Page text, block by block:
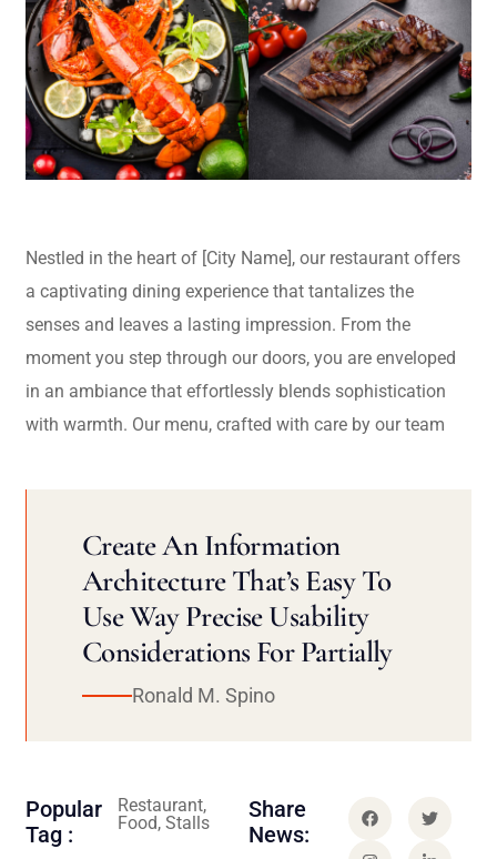
Nestled in the heart of [City Name], our restaurant offers
a captivating dining experience that tantalizes the
senses and leaves a lasting impression. From the
moment you step through our doors, you are enveloped
in an ambiance that effortlessly blends sophistication
with warmth. Our menu, crafted with care by our team
Create An Information
Architecture That’s Easy To
Use Way Precise Usability
Considerations For Partially
Ronald M. Spino
Popular
Tag :
Restaurant,
Food, Stalls
Share
News: